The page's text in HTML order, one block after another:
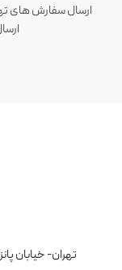
تهران- خیابان